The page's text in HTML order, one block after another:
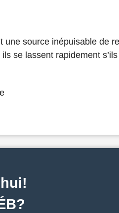
une source inépuisable de
se lassent rapidement